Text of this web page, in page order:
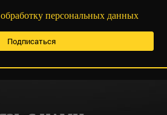
персональных данных